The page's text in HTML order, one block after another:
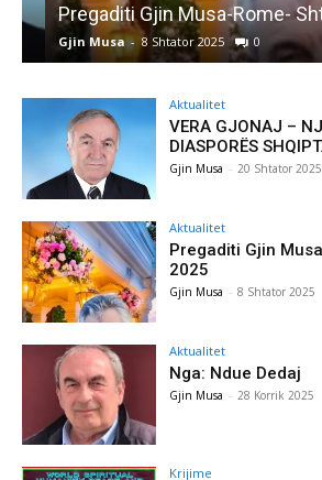
Pregaditi Gjin Musa-Rome-
Gjin Musa - 8 Shtator 2025 0
Aktualitet
VERA GJONAJ –
DIASPORËS
Gjin Musa - 20 Shtator 2025
Aktualitet
Pregaditi Gjin
2025
Gjin Musa - 8 Shtator 2025
Aktualitet
Nga: Ndue Dedaj
Gjin Musa - 28 Korrik 2025
Krijime